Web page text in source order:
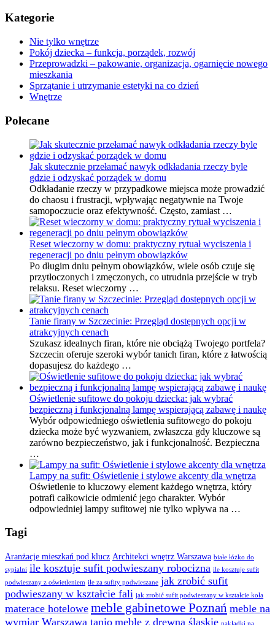
Kategorie
Nie tylko wnętrze
Pokój dziecka – funkcja, porządek, rozwój
Przeprowadzki – pakowanie, organizacja, ogarnięcie nowego
mieszkania
Sprzątanie i utrzymanie estetyki na co dzień
Wnętrze
Polecane
Jak skutecznie przełamać nawyk odkładania rzeczy byle
gdzie i odzyskać porządek w domu
Odkładanie rzeczy w przypadkowe miejsca może prowadzić
do chaosu i frustracji, wpływając negatywnie na Twoje
samopoczucie oraz efektywność. Często, zamiast …
Reset wieczorny w domu: praktyczny rytuał wyciszenia i
regeneracji po dniu pełnym obowiązków
Po długim dniu pełnym obowiązków, wiele osób czuje się
przytłoczonych i zmęczonych, co utrudnia przejście w tryb
relaksu. Reset wieczorny …
Tanie firany w Szczecinie: Przegląd dostępnych opcji w
atrakcyjnych cenach
Szukasz idealnych firan, które nie obciążą Twojego portfela?
Szczecin oferuje szeroki wybór tanich firan, które z łatwością
dopasujesz do każdego …
Oświetlenie sufitowe do pokoju dziecka: jak wybrać
bezpieczną i funkcjonalną lampę wspierającą zabawę i naukę
Wybór odpowiedniego oświetlenia sufitowego do pokoju
dziecka może być wyzwaniem, zwłaszcza gdy kluczowe są
zarówno bezpieczeństwo, jak i funkcjonalność. Bezpieczna
…
Lampy na sufit: Oświetlenie i stylowe akcenty dla wnętrza
Oświetlenie to kluczowy element każdego wnętrza, który
potrafi całkowicie odmienić jego charakter. Wybór
odpowiedniej lampy sufitowej nie tylko wpływa na …
Tagi
Aranżacje mieszkań pod klucz Architekci wnętrz Warszawa białe łóżko do
sypialni ile kosztuje sufit podwieszany robocizna ile kosztuje sufit
podwieszany z oświetleniem ile za sufity podwieszane jak zrobić sufit
podwieszany w kształcie fali jak zrobić sufit podwieszany w kształcie koła
materace hotelowe meble gabinetowe Poznań meble na
wymiar Warszawa tanio meble z drewna śląskie nakładki na